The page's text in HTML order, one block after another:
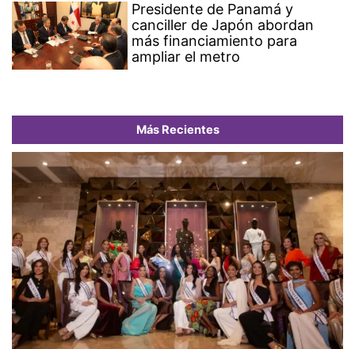
Presidente de Panamá y
canciller de Japón abordan
más financiamiento para
ampliar el metro
Más Recientes